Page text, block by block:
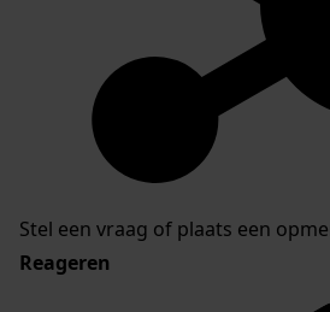
Stel een vraag of plaats een
Reageren